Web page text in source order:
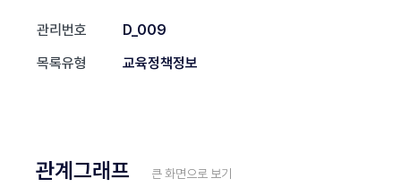
관리번호
D_009
목록유형
교육정책정보
관계그래프 큰 화면으로 보기